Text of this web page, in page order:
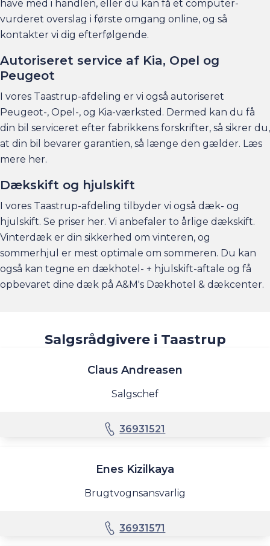
have med i handlen, eller du kan få et computer-
vurderet overslag i første omgang online, og så
kontakter vi dig efterfølgende.
Autoriseret service af Kia, Opel og
Peugeot
I vores Taastrup-afdeling er vi også autoriseret
Peugeot-, Opel-, og Kia-værksted. Dermed kan du få
din bil serviceret efter fabrikkens forskrifter, så sikrer du,
at din bil bevarer garantien, så længe den gælder. Læs
mere her.
Dækskift og hjulskift
I vores Taastrup-afdeling tilbyder vi også dæk- og
hjulskift. Se priser her. Vi anbefaler to årlige dækskift.
Vinterdæk er din sikkerhed om vinteren, og
sommerhjul er mest optimale om sommeren. Du kan
også kan tegne en dækhotel- + hjulskift-aftale og få
opbevaret dine dæk på A&M's Dækhotel & dækcenter.
Salgsrådgivere i Taastrup
Claus Andreasen
Salgschef
36931521
Enes Kizilkaya
Brugtvognsansvarlig
36931571